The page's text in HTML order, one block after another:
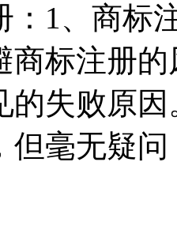
：1、商标
商标注册
的失败原
但毫无疑